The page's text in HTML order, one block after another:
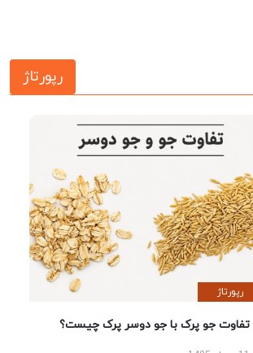
رپورتاژ
رپورتاژ
تفاوت جو پرک با جو دوسر پرک چیست؟